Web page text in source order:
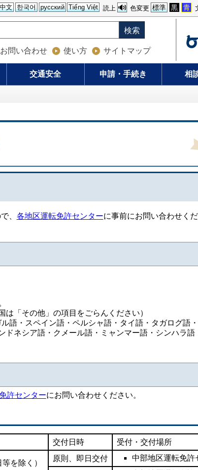
色変更 標準 黒 青
読上
文 한국어 русский Tiếng Việt
検索
お問い合わせ 使い方 サイトマップ
交通安全 申請・手続き 相
、 各地区運転免許センターに事前にお問い合わせくだ
は「その他」の項目をごらんください）
・スペイン語・ペルシャ語・タイ語・タガログ語・
ネシア語・クメール語・ミャンマー語・シンハラ語
許センターにお問い合わせください。
交付日時
受付・交付場所
を除く）
原則、即日交付 中部地区運転免許